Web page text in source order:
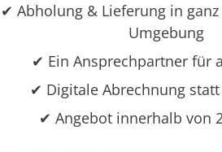
✔ Abholung & Lieferung in
Umgebung
✔ Ein Ansprechpartner für
✔ Digitale Abrechnung
✔ Angebot innerhalb von